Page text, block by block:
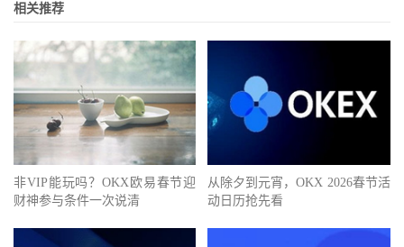
相关推荐
非VIP能玩吗？OKX欧易春节迎
财神参与条件一次说清
从除夕到元宵，OKX 2026春节活
动日历抢先看